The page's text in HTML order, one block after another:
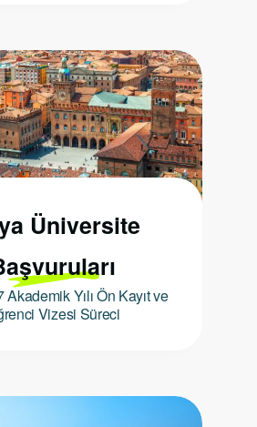
Üniversite
Yılı Ön Kayıt ve
Vizesi Süreci